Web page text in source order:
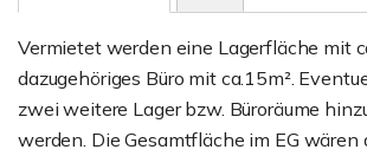
Vermietet werden eine Lagerfläche mit
dazugehöriges Büro mit ca.15m².
zwei weitere Lager bzw. Büroräume
werden. Die Gesamtfläche im EG wären